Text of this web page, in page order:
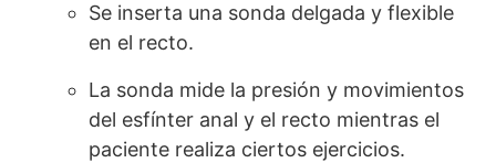
Se inserta una sonda delgada y flexible
en el recto.
La sonda mide la presión y movimientos
del esfínter anal y el recto mientras el
paciente realiza ciertos ejercicios.